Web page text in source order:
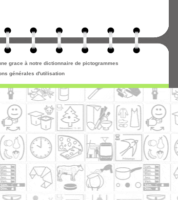
grace à notre dictionnaire de pictogrammes
générales d'utilisation